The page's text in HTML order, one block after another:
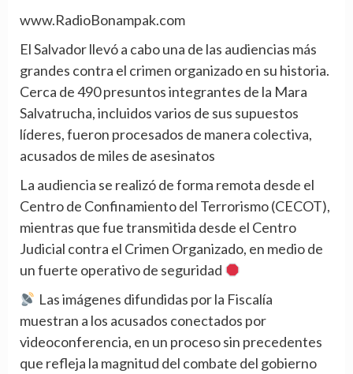
www.RadioBonampak.com
El Salvador llevó a cabo una de las audiencias más
grandes contra el crimen organizado en su historia.
Cerca de 490 presuntos integrantes de la Mara
Salvatrucha, incluidos varios de sus supuestos
líderes, fueron procesados de manera colectiva,
acusados de miles de asesinatos
La audiencia se realizó de forma remota desde el
Centro de Confinamiento del Terrorismo (CECOT),
mientras que fue transmitida desde el Centro
Judicial contra el Crimen Organizado, en medio de
un fuerte operativo de seguridad
Las imágenes difundidas por la Fiscalía
muestran a los acusados conectados por
videoconferencia, en un proceso sin precedentes
que refleja la magnitud del combate del gobierno